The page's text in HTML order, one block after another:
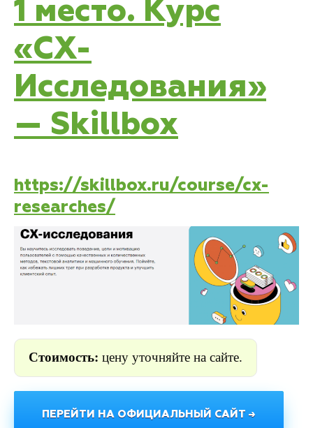
1 место. Курс
«CX-
Исследования»
— Skillbox
https://skillbox.ru/course/cx-
researches/
Стоимость: цену уточняйте на сайте.
ПЕРЕЙТИ НА ОФИЦИАЛЬНЫЙ САЙТ →